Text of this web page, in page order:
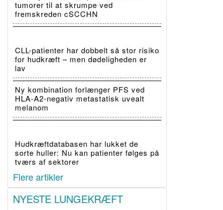
tumorer til at skrumpe ved
fremskreden cSCCHN
CLL-patienter har dobbelt så stor risiko
for hudkræft – men dødeligheden er
lav
Ny kombination forlænger PFS ved
HLA-A2-negativ metastatisk uvealt
melanom
Hudkræftdatabasen har lukket de
sorte huller: Nu kan patienter følges på
tværs af sektorer
Flere artikler
NYESTE LUNGEKRÆFT